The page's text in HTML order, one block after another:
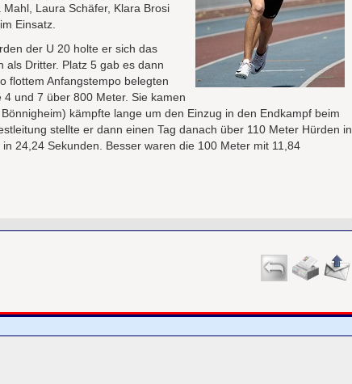
Laura Schäfer, Klara Brosi
Einsatz.
der U 20 holte er sich das
als Dritter. Platz 5 gab es dann
flottem Anfangstempo belegten
und 7 über 800 Meter. Sie kamen
kämpfte lange um den Einzug in den Endkampf beim
stellte er dann einen Tag danach über 110 Meter Hürden in
24,24 Sekunden. Besser waren die 100 Meter mit 11,84